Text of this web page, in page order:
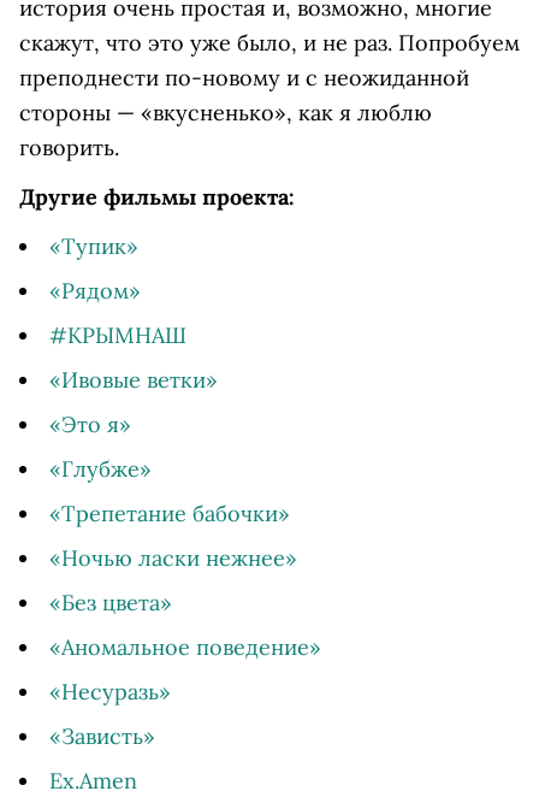
история очень простая и, возможно, многие
скажут, что это уже было, и не раз. Попробуем
преподнести по-новому и с неожиданной
стороны — «вкусненько», как я люблю
говорить.
Другие фильмы проекта:
«Тупик»
«Рядом»
#КРЫМНАШ
«Ивовые ветки»
«Это я»
«Глубже»
«Трепетание бабочки»
«Ночью ласки нежнее»
«Без цвета»
«Аномальное поведение»
«Несуразь»
«Зависть»
Ex.Amen